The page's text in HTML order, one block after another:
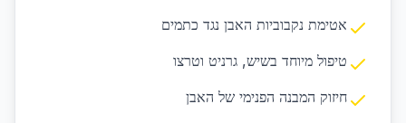
אטימת נקבוביות האבן נגד כתמים
טיפול מיוחד בשיש, גרניט וטרצו
חיזוק המבנה הפנימי של האבן